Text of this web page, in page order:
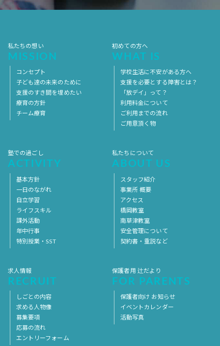
2017年4月
私たちの想い
MISSION
コンセプト
子ども達の未来のために
支援のすき間を埋めたい
療育の方針
チーム療育
初めての方へ
WHAT IS
学校生活に不安がある方へ
支援を必要とする障害とは？
「放デイ」って？
利用料金について
ご利用までの流れ
ご用意頂く物
塾での過ごし
ACTIVITY
基本方針
一日のながれ
自立学習
ライフスキル
課外活動
年中行事
特別授業・SST
私たちについて
ABOUT US
スタッフ紹介
事業所 概要
アクセス
橋岡教室
南草津教室
安全管理について
契約書・重説など
求人情報
RECRUIT
しごとの内容
求める人物像
募集要項
応募の流れ
エントリーフォーム
保護者用 辻だより
FOR PARENTS
保護者向け お知らせ
イベントカレンダー
活動写真